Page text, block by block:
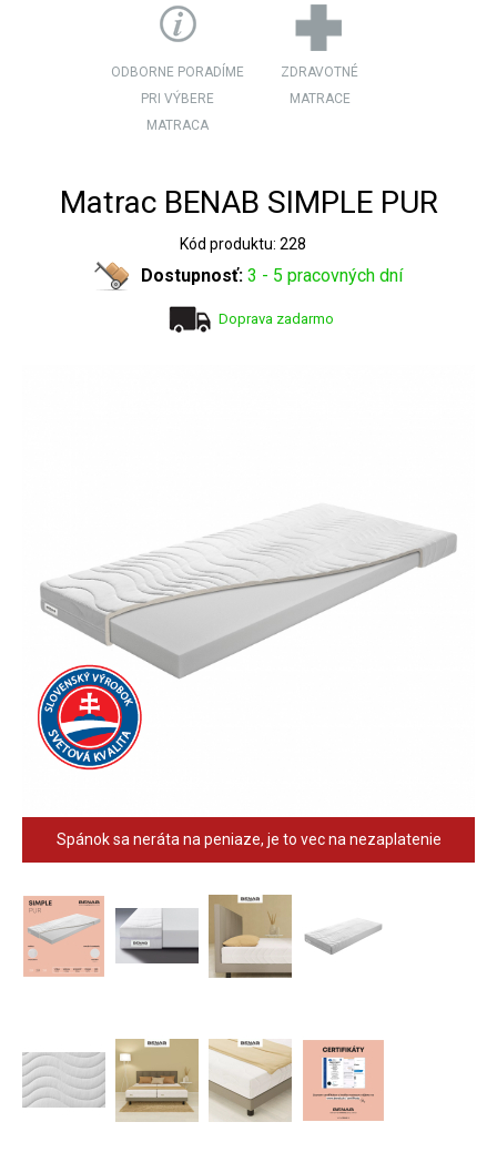
ODBORNE PORADÍME
PRI VÝBERE
MATRACA
ZDRAVOTNÉ
MATRACE
Matrac BENAB SIMPLE PUR
Kód produktu: 228
Dostupnosť: 3 - 5 pracovných dní
Doprava zadarmo
Spánok sa neráta na peniaze, je to vec na nezaplatenie